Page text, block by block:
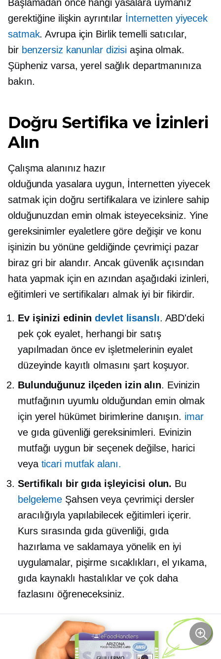
Başlamadan önce hangi yasalara uymanız
gerektiğine ilişkin ayrıntılar İnternetten yiyecek
satmak. Avrupa için Birlik temellisatıcılar,
bir benzersiz kanunlar dizisi aşina olmak.
Şüpheniz varsa, yerel sağlık departmanınıza
bakın.
Doğru Sertifika ve İzinleri
Alın
Çalışma alanınız hazır
olduğundayasalara uygun, İnternetten yiyecek
satmak için doğru sertifikalara ve izinlere sahip
olduğunuzdan emin olmak isteyeceksiniz. Yine
gereksinimler eyaletlere göre değişir ve konu
işinizin bu yönüne geldiğinde çevrimiçi pazar
biraz gri bir alandır. Ancak güvenlik açısından
hata yapmak için en azından aşağıdaki izinleri,
eğitimleri ve sertifikaları almak iyi bir fikirdir.
Ev işinizi edinindevlet lisanslı. ABD'deki
pek çok eyalet, herhangi bir satış
yapılmadan önce ev işletmelerinin eyalet
düzeyinde kayıtlı olmasını şart koşuyor.
Bulunduğunuz ilçeden izin alın. Evinizin
mutfağının uyumlu olduğundan emin olmak
için yerel hükümet birimlerine danışın. imar
ve gıda güvenliği gereksinimleri. Evinizin
mutfağı uygun bir seçenek değilse, harici
veya ticari mutfak alanı.
Sertifikalı bir gıda işleyicisi olun. Bu
belgeleme Şahsen veya çevrimiçi dersler
aracılığıyla yapılabilecek eğitimleri içerir.
Kurs sırasında gıda güvenliği, gıda
hazırlama ve saklamaya yönelik en iyi
uygulamalar, pişirme sıcaklıkları, el yıkama,
gıda kaynaklı hastalıklar ve çok daha
fazlasını öğreneceksiniz.